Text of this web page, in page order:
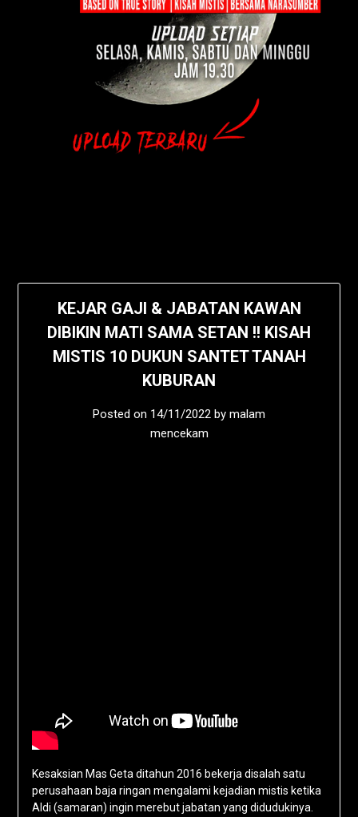
KEJAR GAJI & JABATAN KAWAN
DIBIKIN MATI SAMA SETAN !! KISAH
MISTIS 10 DUKUN SANTET TANAH
KUBURAN
Posted on 14/11/2022 by malam
mencekam
Kesaksian Mas Geta ditahun 2016 bekerja disalah satu
perusahaan baja ringan mengalami kejadian mistis ketika
Aldi (samaran) ingin merebut jabatan yang didudukinya.